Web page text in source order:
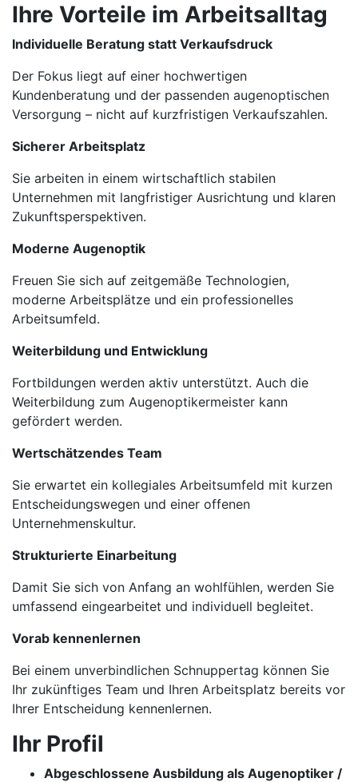
Ihre Vorteile im Arbeitsalltag
Individuelle Beratung statt Verkaufsdruck
Der Fokus liegt auf einer hochwertigen
Kundenberatung und der passenden augenoptischen
Versorgung – nicht auf kurzfristigen Verkaufszahlen.
Sicherer Arbeitsplatz
Sie arbeiten in einem wirtschaftlich stabilen
Unternehmen mit langfristiger Ausrichtung und klaren
Zukunftsperspektiven.
Moderne Augenoptik
Freuen Sie sich auf zeitgemäße Technologien,
moderne Arbeitsplätze und ein professionelles
Arbeitsumfeld.
Weiterbildung und Entwicklung
Fortbildungen werden aktiv unterstützt. Auch die
Weiterbildung zum Augenoptikermeister kann
gefördert werden.
Wertschätzendes Team
Sie erwartet ein kollegiales Arbeitsumfeld mit kurzen
Entscheidungswegen und einer offenen
Unternehmenskultur.
Strukturierte Einarbeitung
Damit Sie sich von Anfang an wohlfühlen, werden Sie
umfassend eingearbeitet und individuell begleitet.
Vorab kennenlernen
Bei einem unverbindlichen Schnuppertag können Sie
Ihr zukünftiges Team und Ihren Arbeitsplatz bereits vor
Ihrer Entscheidung kennenlernen.
Ihr Profil
Abgeschlossene Ausbildung als Augenoptiker /